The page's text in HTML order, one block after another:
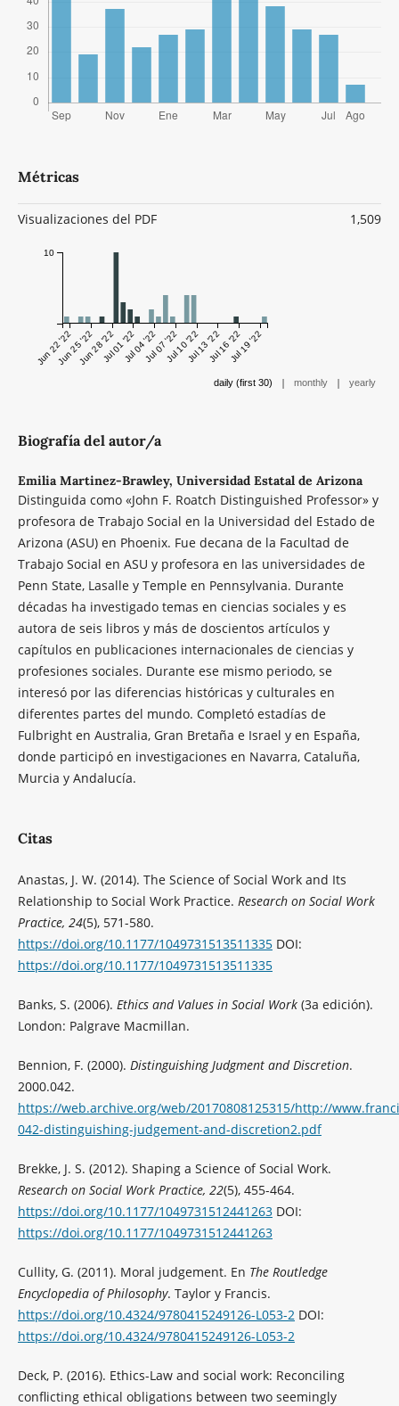
Métricas
Visualizaciones del PDF 1,509
Jun 22 '22Jun 25 '22Jun 28 '22Jul 01 '22Jul 04 '22Jul 07 '22Jul 10 '22Jul 13 '22Jul 16 '22Jul 19 '22
10
daily (first 30) | monthly | yearly
Biografía del autor/a
Emilia Martinez-Brawley, Universidad Estatal de Arizona
Distinguida como «John F. Roatch Distinguished Professor» y
profesora de Trabajo Social en la Universidad del Estado de
Arizona (ASU) en Phoenix. Fue decana de la Facultad de
Trabajo Social en ASU y profesora en las universidades de
Penn State, Lasalle y Temple en Pennsylvania. Durante
décadas ha investigado temas en ciencias sociales y es
autora de seis libros y más de doscientos artículos y
capítulos en publicaciones internacionales de ciencias y
profesiones sociales. Durante ese mismo periodo, se
interesó por las diferencias históricas y culturales en
diferentes partes del mundo. Completó estadías de
Fulbright en Australia, Gran Bretaña e Israel y en España,
donde participó en investigaciones en Navarra, Cataluña,
Murcia y Andalucía.
Citas
Anastas, J. W. (2014). The Science of Social Work and Its
Relationship to Social Work Practice. Research on Social Work
Practice, 24(5), 571-580.
https://doi.org/10.1177/1049731513511335DOI:
https://doi.org/10.1177/1049731513511335
Banks, S. (2006). Ethics and Values in Social Work(3a edición).
London: Palgrave Macmillan.
Bennion, F. (2000). Distinguishing Judgment and Discretion.
2000.042.
https://web.archive.org/web/20170808125315/http://
042-distinguishing-judgement-and-discretion2.pdf
Brekke, J. S. (2012). Shaping a Science of Social Work.
Research on Social Work Practice, 22(5), 455-464.
https://doi.org/10.1177/1049731512441263DOI:
https://doi.org/10.1177/1049731512441263
Cullity, G. (2011). Moral judgement. En The Routledge
Encyclopedia of Philosophy. Taylor y Francis.
https://doi.org/10.4324/9780415249126-L053-2DOI:
https://doi.org/10.4324/9780415249126-L053-2
Deck, P. (2016). Ethics-Law and social work: Reconciling
conflicting ethical obligations between two seemingly